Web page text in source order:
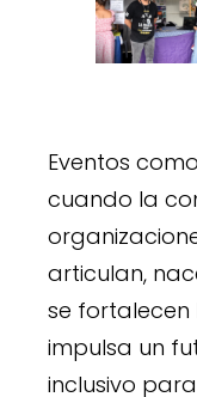
Eventos
cuando la
articulan,
se fortalecen
impulsa un
inclusivo